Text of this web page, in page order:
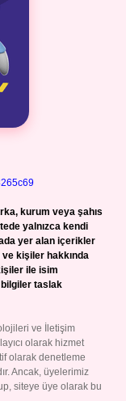
kurum veya şahıs
yalnızca kendi
yer alan içerikler
kişiler hakkında
ile isim
taslak
ve İletişim
olarak hizmet
olarak denetleme
Ancak, üyelerimiz
siteye üye olarak bu